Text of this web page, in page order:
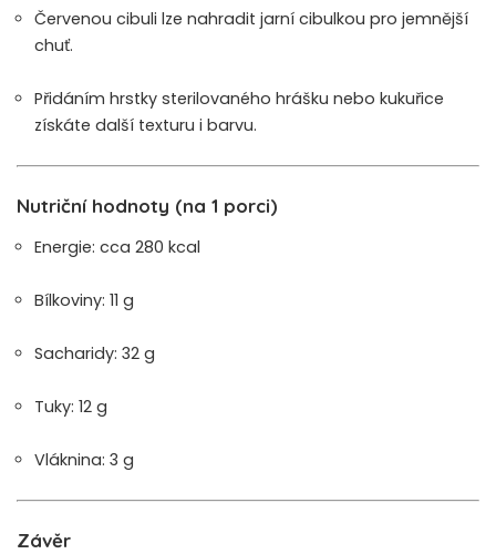
Červenou cibuli lze nahradit jarní cibulkou pro jemnější
chuť.
Přidáním hrstky sterilovaného hrášku nebo kukuřice
získáte další texturu i barvu.
Nutriční hodnoty (na 1 porci)
Energie: cca 280 kcal
Bílkoviny: 11 g
Sacharidy: 32 g
Tuky: 12 g
Vláknina: 3 g
Závěr